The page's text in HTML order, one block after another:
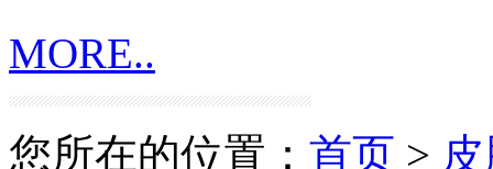
MORE..
您所在的位置： 首页 >